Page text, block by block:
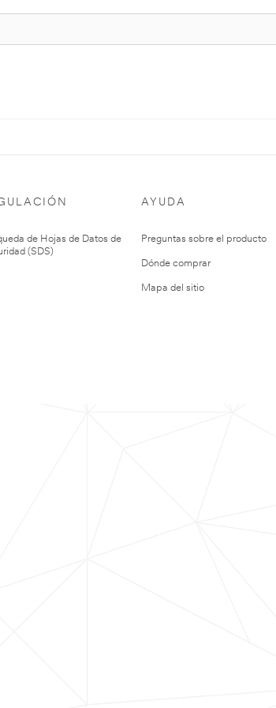
de Hojas de Datos de
(SDS)
AYUDA
Preguntas sobre el producto
Dónde comprar
Mapa del sitio